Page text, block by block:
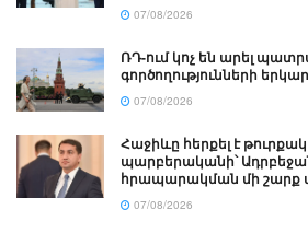
07/08/2026
ՌԴ-ում կոչ են արել
գործողությունների
07/08/2026
Հաջիևը հերքել է
պարբերականի՝
հրապարակման մի շարք
07/08/2026